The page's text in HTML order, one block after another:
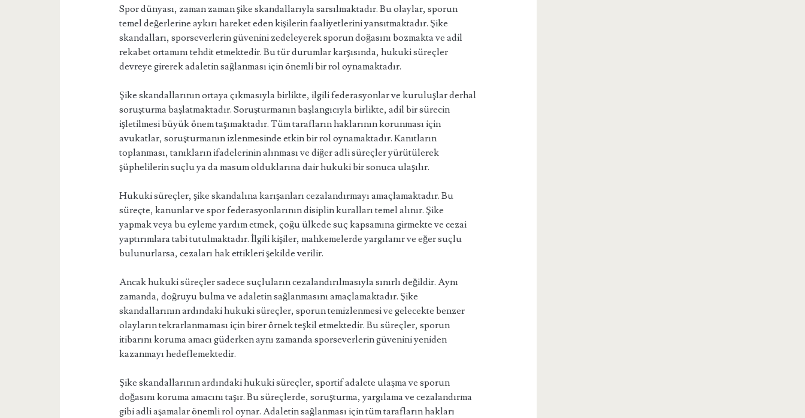
Spor dünyası, zaman zaman şike skandallarıyla sarsılmaktadır. Bu olaylar, sporun
temel değerlerine aykırı hareket eden kişilerin faaliyetlerini yansıtmaktadır. Şike
skandalları, sporseverlerin güvenini zedeleyerek sporun doğasını bozmakta ve adil
rekabet ortamını tehdit etmektedir. Bu tür durumlar karşısında, hukuki süreçler
devreye girerek adaletin sağlanması için önemli bir rol oynamaktadır.
Şike skandallarının ortaya çıkmasıyla birlikte, ilgili federasyonlar ve kuruluşlar derhal
soruşturma başlatmaktadır. Soruşturmanın başlangıcıyla birlikte, adil bir sürecin
işletilmesi büyük önem taşımaktadır. Tüm tarafların haklarının korunması için
avukatlar, soruşturmanın izlenmesinde etkin bir rol oynamaktadır. Kanıtların
toplanması, tanıkların ifadelerinin alınması ve diğer adli süreçler yürütülerek
şüphelilerin suçlu ya da masum olduklarına dair hukuki bir sonuca ulaşılır.
Hukuki süreçler, şike skandalına karışanları cezalandırmayı amaçlamaktadır. Bu
süreçte, kanunlar ve spor federasyonlarının disiplin kuralları temel alınır. Şike
yapmak veya bu eyleme yardım etmek, çoğu ülkede suç kapsamına girmekte ve cezai
yaptırımlara tabi tutulmaktadır. İlgili kişiler, mahkemelerde yargılanır ve eğer suçlu
bulunurlarsa, cezaları hak ettikleri şekilde verilir.
Ancak hukuki süreçler sadece suçluların cezalandırılmasıyla sınırlı değildir. Aynı
zamanda, doğruyu bulma ve adaletin sağlanmasını amaçlamaktadır. Şike
skandallarının ardındaki hukuki süreçler, sporun temizlenmesi ve gelecekte benzer
olayların tekrarlanmaması için birer örnek teşkil etmektedir. Bu süreçler, sporun
itibarını koruma amacı güderken aynı zamanda sporseverlerin güvenini yeniden
kazanmayı hedeflemektedir.
Şike skandallarının ardındaki hukuki süreçler, sportif adalete ulaşma ve sporun
doğasını koruma amacını taşır. Bu süreçlerde, soruşturma, yargılama ve cezalandırma
gibi adli aşamalar önemli rol oynar. Adaletin sağlanması için tüm tarafların hakları